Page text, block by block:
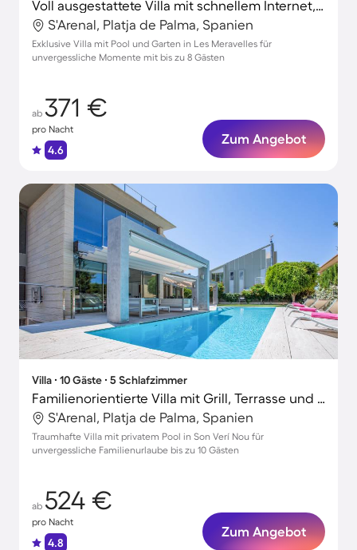
Voll ausgestattete Villa mit schnellem Internet, Garten und privatem Pool | Nah am Strand | Ideal für Homeoffice
S'Arenal, Platja de Palma, Spanien
Exklusive Villa mit Pool und Garten in Les Meravelles für
unvergessliche Momente mit bis zu 8 Gästen
ab 371 €
pro Nacht
4.6
Zum Angebot
Villa ∙ 10 Gäste ∙ 5 Schlafzimmer
Familienorientierte Villa mit Grill, Terrasse und Garten
S'Arenal, Platja de Palma, Spanien
Traumhafte Villa mit privatem Pool in Son Verí Nou für
unvergessliche Familienurlaube bis zu 10 Gästen
ab 524 €
pro Nacht
4.8
Zum Angebot